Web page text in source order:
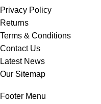
Privacy Policy
Returns
Terms & Conditions
Contact Us
Latest News
Our Sitemap
Footer Menu